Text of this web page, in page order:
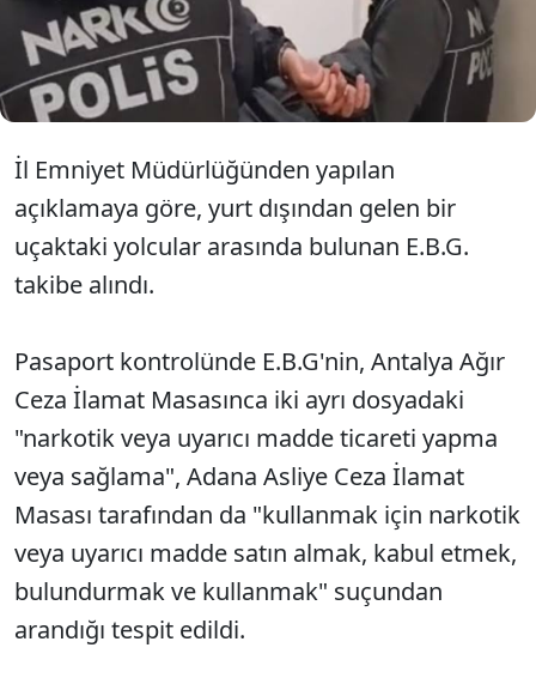
Uluslararası Havalimanı'nda yakalandı.
İl Emniyet Müdürlüğünden yapılan
açıklamaya göre, yurt dışından gelen bir
uçaktaki yolcular arasında bulunan E.B.G.
takibe alındı.
Pasaport kontrolünde E.B.G'nin, Antalya Ağır
Ceza İlamat Masasınca iki ayrı dosyadaki
"narkotik veya uyarıcı madde ticareti yapma
veya sağlama", Adana Asliye Ceza İlamat
Masası tarafından da "kullanmak için narkotik
veya uyarıcı madde satın almak, kabul etmek,
bulundurmak ve kullanmak" suçundan
arandığı tespit edildi.